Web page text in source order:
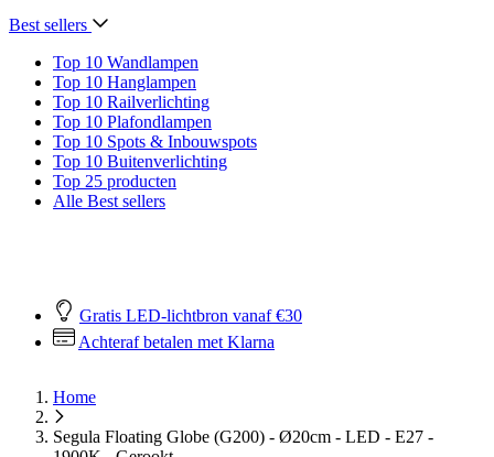
Best sellers
Top 10 Wandlampen
Top 10 Hanglampen
Top 10 Railverlichting
Top 10 Plafondlampen
Top 10 Spots & Inbouwspots
Top 10 Buitenverlichting
Top 25 producten
Alle Best sellers
Gratis LED-lichtbron vanaf €30
Achteraf betalen met Klarna
Home
Segula Floating Globe (G200) - Ø20cm - LED - E27 -